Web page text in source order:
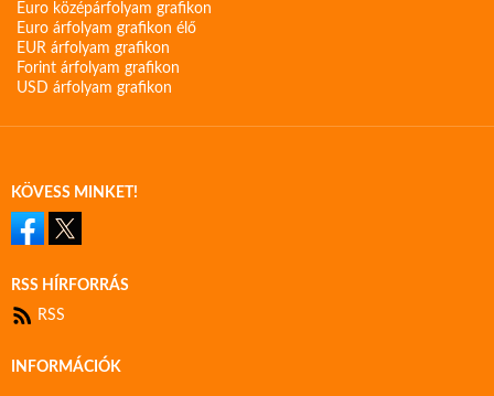
Euro középárfolyam grafikon
Euro árfolyam grafikon élő
EUR árfolyam grafikon
Forint árfolyam grafikon
USD árfolyam grafikon
KÖVESS MINKET!
RSS HÍRFORRÁS
RSS
INFORMÁCIÓK